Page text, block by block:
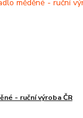
- ruční výroba ČR